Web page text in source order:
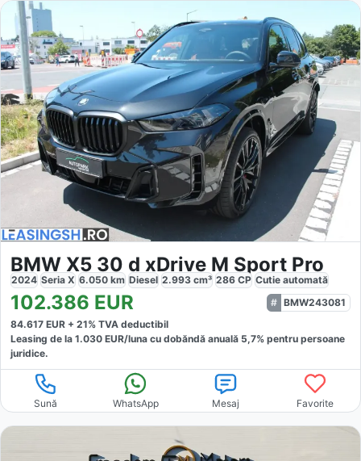
BMW X5 30 d xDrive M Sport Pro
2024 Seria X 6.050 km Diesel 2.993 cm³ 286 CP Cutie automată
102.386 EUR
BMW243081
84.617 EUR + 21% TVA deductibil
Leasing de la 1.030 EUR/luna cu dobăndă anuală 5,7% pentru persoane
juridice.
Sună WhatsApp Mesaj Favorite